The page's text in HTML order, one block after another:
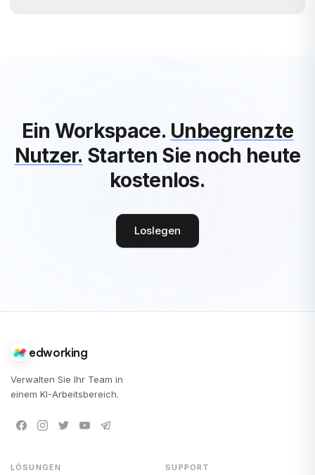
Ein Workspace. Unbegrenzte
Nutzer. Starten Sie noch heute
kostenlos.
Loslegen
edworking
Verwalten Sie Ihr Team in
einem KI-Arbeitsbereich.
LÖSUNGEN SUPPORT